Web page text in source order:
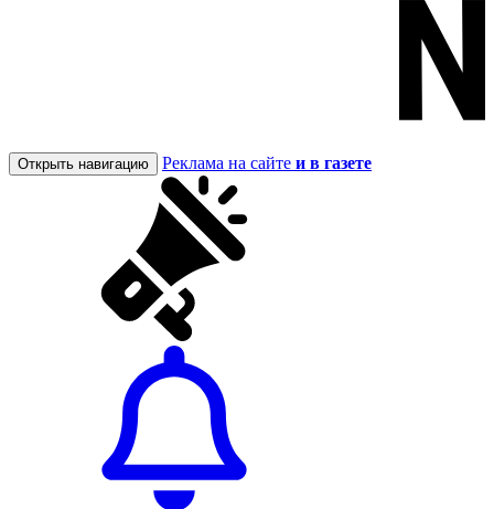
Открыть навигацию Реклама на сайте и в газете